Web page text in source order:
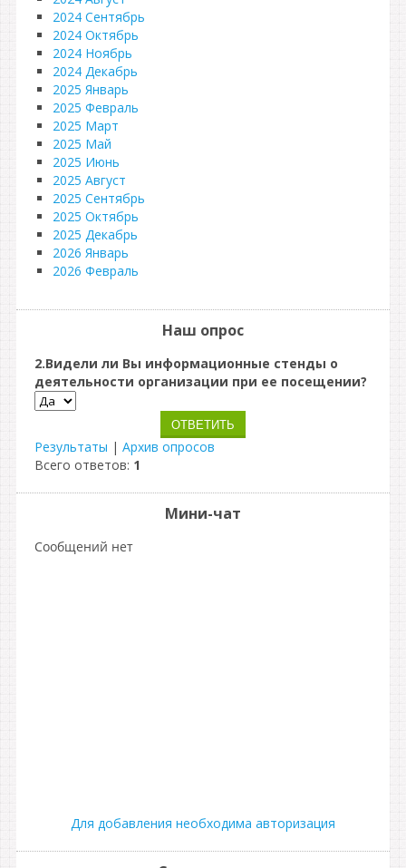
2024 Сентябрь
2024 Октябрь
2024 Ноябрь
2024 Декабрь
2025 Январь
2025 Февраль
2025 Март
2025 Май
2025 Июнь
2025 Август
2025 Сентябрь
2025 Октябрь
2025 Декабрь
2026 Январь
2026 Февраль
Наш опрос
2.Видели ли Вы информационные стенды о
деятельности организации при ее посещении?
Результаты | Архив опросов
Всего ответов: 1
Мини-чат
Для добавления необходима авторизация